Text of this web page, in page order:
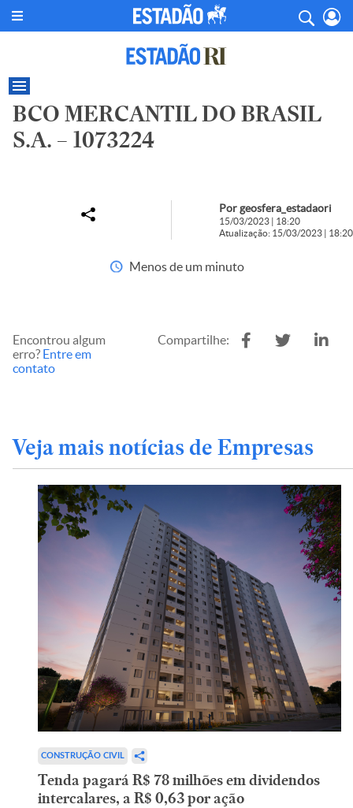
BCO MERCANTIL DO BRASIL
S.A. – 1073224
Por geosfera_estadaori
15/03/2023 | 18:20
Atualização: 15/03/2023 | 18:20
Menos de um minuto
Encontrou algum
erro? Entre em
contato
Compartilhe:
Veja mais notícias de Empresas
CONSTRUÇÃO CIVIL
Tenda pagará R$ 78 milhões em dividendos
intercalares, a R$ 0,63 por ação